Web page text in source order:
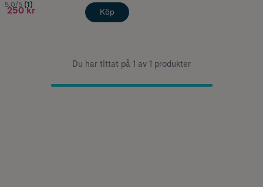
5.0/5 (1)
250 kr Köp
Du har tittat på 1 av 1 produkter